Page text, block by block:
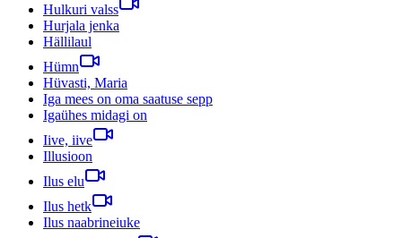
Hulkuri valss
Hurjala jenka
Hällilaul
Hümn
Hüvasti, Maria
Iga mees on oma saatuse sepp
Igaühes midagi on
Iive, iive
Illusioon
Ilus elu
Ilus hetk
Ilus naabrineiuke